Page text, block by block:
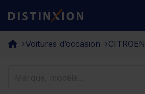
Distinxion
Voitures d’occasion CITROEN